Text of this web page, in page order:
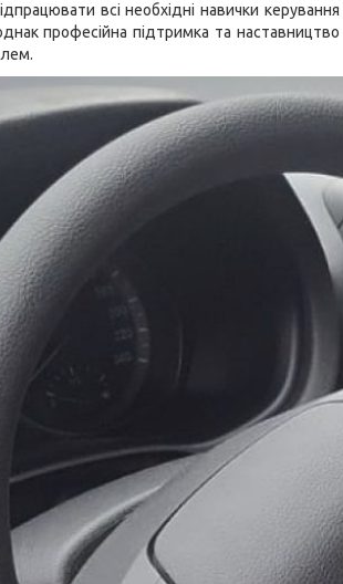
всі необхідні навички керування
професійна підтримка та наставництво